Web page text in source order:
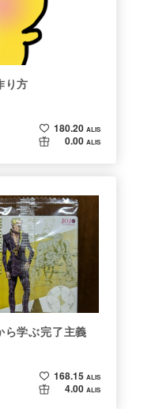
り方
180.20 ALIS
0.00 ALIS
ら学ぶ完了主義
168.15 ALIS
4.00 ALIS